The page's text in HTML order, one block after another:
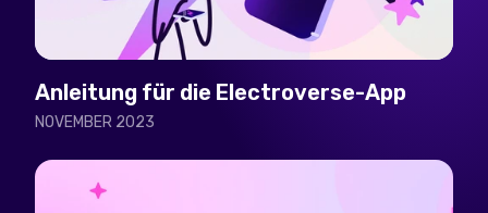
Anleitung für die Electroverse-App
NOVEMBER 2023